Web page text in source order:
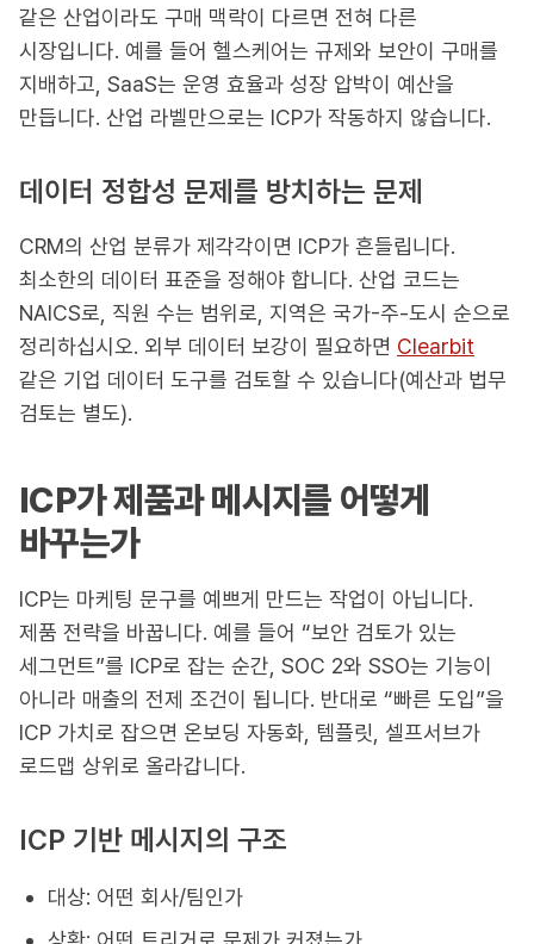
같은 산업이라도 구매 맥락이 다르면 전혀 다른
시장입니다. 예를 들어 헬스케어는 규제와 보안이 구매를
지배하고, SaaS는 운영 효율과 성장 압박이 예산을
만듭니다. 산업 라벨만으로는 ICP가 작동하지 않습니다.
데이터 정합성 문제를 방치하는 문제
CRM의 산업 분류가 제각각이면 ICP가 흔들립니다.
최소한의 데이터 표준을 정해야 합니다. 산업 코드는
NAICS로, 직원 수는 범위로, 지역은 국가-주-도시 순으로
정리하십시오. 외부 데이터 보강이 필요하면 Clearbit
같은 기업 데이터 도구를 검토할 수 있습니다(예산과 법무
검토는 별도).
ICP가 제품과 메시지를 어떻게
바꾸는가
ICP는 마케팅 문구를 예쁘게 만드는 작업이 아닙니다.
제품 전략을 바꿉니다. 예를 들어 “보안 검토가 있는
세그먼트”를 ICP로 잡는 순간, SOC 2와 SSO는 기능이
아니라 매출의 전제 조건이 됩니다. 반대로 “빠른 도입”을
ICP 가치로 잡으면 온보딩 자동화, 템플릿, 셀프서브가
로드맵 상위로 올라갑니다.
ICP 기반 메시지의 구조
대상: 어떤 회사/팀인가